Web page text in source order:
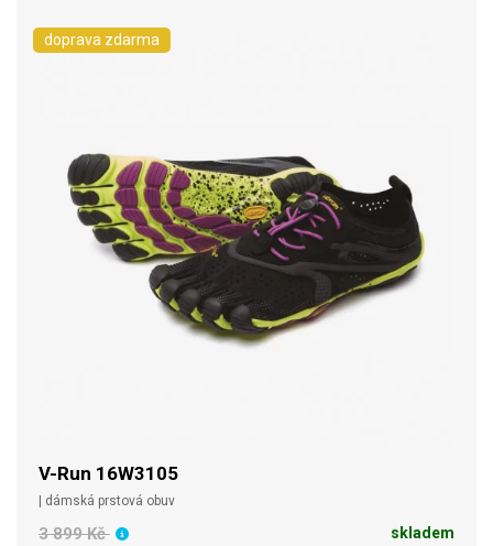
doprava zdarma
V-Run 16W3105
| dámská prstová obuv
3 899 Kč skladem